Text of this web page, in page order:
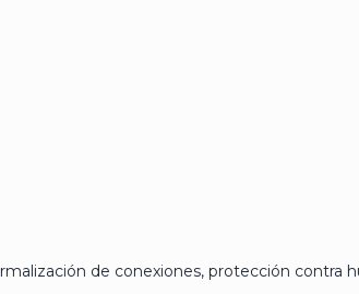
de conexiones, protección contra